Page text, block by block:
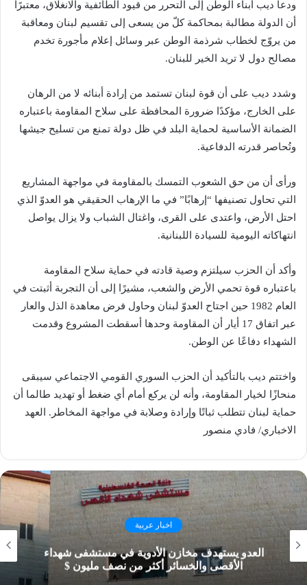
ودعا ديب أبناء الوطن إلى التحرر من قيود الطائفية والانغلاق، معتبرًا
أن الدولة مطالبة بمحاكمة كلّ من يسعى إلى تقسيم لبنان ومعاقبة
من يروّج لخطاب شرذمة الوطن عبر وسائل إعلام مأجورة تخدم
مصالح دول لا تريد الخير للبنان.
وشدد ديب على أن قوة لبنان تستمد من إرادة أبنائه لا من الرهان
على الخارج، مؤكدًا ضرورة المحافظة على سلاح المقاومة باعتباره
الضمانة الأساسية لحماية البلد في ظل دولة تمنع من تسليح جيشها
وتُحاصر قدرته الدفاعية.
ورأى أن من حق الشعوب التمسك بالمقاومة في مواجهة المشاريع
التي تحاول تصنيفها “إرهابًا” في ما الإرهاب الحقيقي هو العدوّ الذي
احتل الأرض، واعتدى على القرى، واغتال الشباب ولا يزال يواصل
انتهاكاته اليومية للسيادة اللبنانية.
وأكد أن الحزب سيلتزم وصية قادته في حماية سلاح المقاومة
باعتباره قوة تحمي الأرض والشعب، مشيرًا إلى أن التجربة أثبتت في
العام 1982 حين اجتاح العدوّ لبنان وحاول فرض معاهدة الذل والعار
عبر اتفاق 17 أيار أن المقاومة وحدها أسقطت المشروع وقدمت
الشهداء دفاعًا عن الوطن.
واختتم ديب بالتأكيد أن الحزب السوري القومي الاجتماعي سيبقى
منحازًا لخيار المقاومة، وأنه لن يركع أمام أي ضغط أو تهديد طالما أن
حماية لبنان تتطلب ثباتًا وإرادة وصلابة في مواجهة المخاطر. العهد
الاخباري/ فادي منصور
اخبار عربية
العدو يستهدف مخازن الأدوية في مستشفى شهداء
الأقصى والخسائر أكثر من نصف مليون $